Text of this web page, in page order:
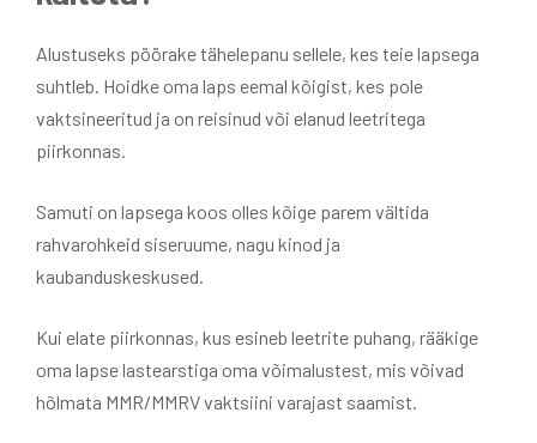
Alustuseks pöörake tähelepanu sellele, kes teie lapsega
suhtleb. Hoidke oma laps eemal kõigist, kes pole
vaktsineeritud ja on reisinud või elanud leetritega
piirkonnas.
Samuti on lapsega koos olles kõige parem vältida
rahvarohkeid siseruume, nagu kinod ja
kaubanduskeskused.
Kui elate piirkonnas, kus esineb leetrite puhang, rääkige
oma lapse lastearstiga oma võimalustest, mis võivad
hõlmata MMR/MMRV vaktsiini varajast saamist.